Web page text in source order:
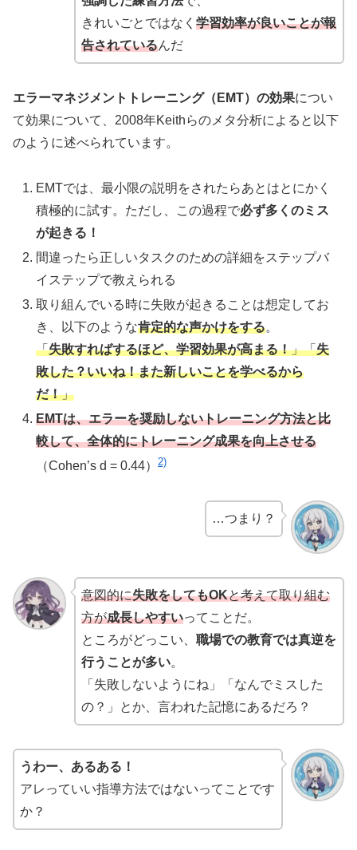
きれいごとではなく 学習効率が良いことが報
告されているんだ
エラーマネジメントトレーニング（EMT）の効果につい
て効果について、2008年Keithらのメタ分析によると以下
のように述べられています。
EMTでは、最小限の説明をされたらあとはとにかく
積極的に試す。ただし、この過程で必ず多くのミス
が起きる！
間違ったら正しいタスクのための詳細をステップバ
イステップで教えられる
取り組んでいる時に失敗が起きることは想定してお
き、以下のような肯定的な声かけをする。
「失敗すればするほど、学習効果が高まる！」「失
敗した？いいね！また新しいことを学べるから
だ！」
EMTは、エラーを奨励しないトレーニング方法と比
較して、全体的にトレーニング成果を向上させる
（Cohen’s d = 0.44）2)
…つまり？
意図的に失敗をしてもOKと考えて取り組む
方が成長しやすいってことだ。
ところがどっこい、 職場での教育では真逆を
行うことが多い。
「失敗しないようにね」「なんでミスした
の？」とか、言われた記憶にあるだろ？
うわー、あるある！
アレっていい指導方法ではないってことです
か？